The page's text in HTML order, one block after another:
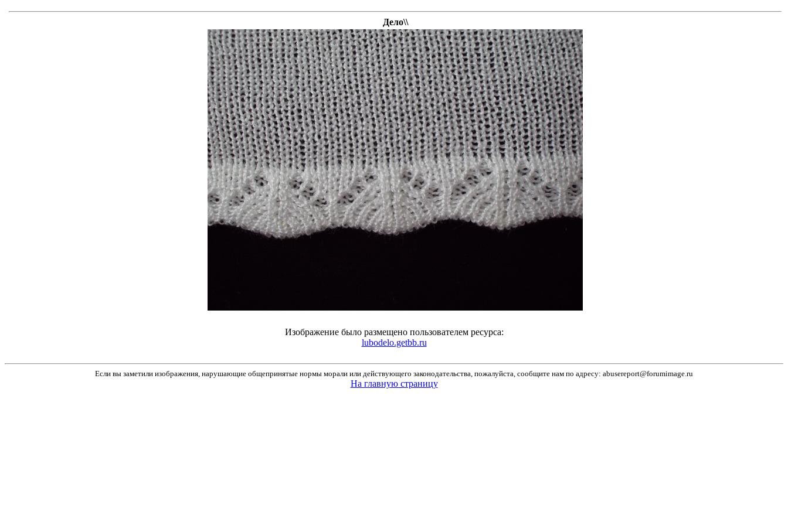
Дело\\
Изображение было размещено пользователем ресурса:
lubodelo.getbb.ru
Если вы заметили изображения, нарушающие общепринятые нормы морали или действующего законодательства, пожалуйста, сообщите нам по адресу: abusereport@forumimage.ru
На главную страницу